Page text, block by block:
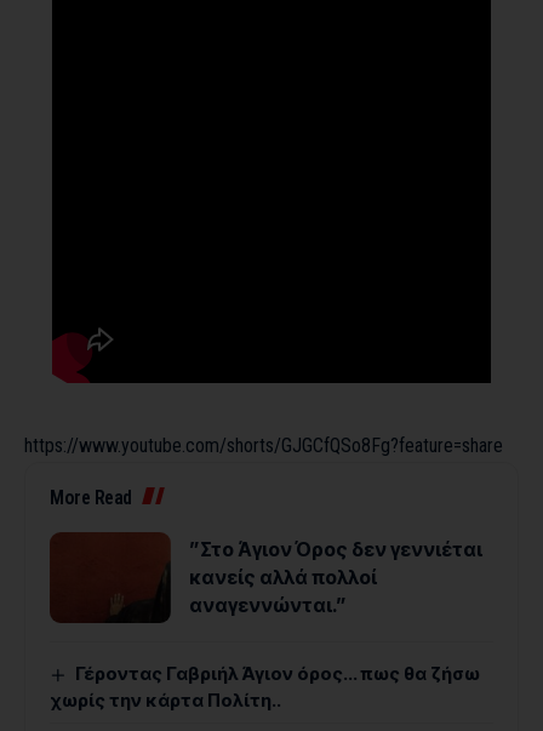
https://www.youtube.com/shorts/GJGCfQSo8Fg?feature=share
More Read
”Στο Άγιον Όρος δεν γεννιέται
κανείς αλλά πολλοί
αναγεννώνται.”
Γέροντας Γαβριήλ Άγιον όρος… πως θα ζήσω
χωρίς την κάρτα Πολίτη..